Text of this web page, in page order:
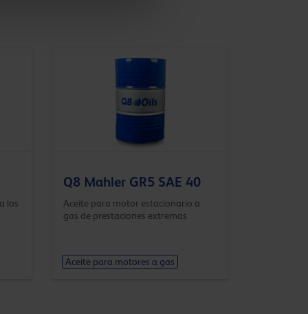
los
Q8 Mahler GR5 SAE 40
Aceite para motor estacionario a
gas de prestaciones extremas
Aceite para motores a gas